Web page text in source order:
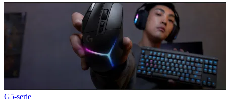
G5-serie